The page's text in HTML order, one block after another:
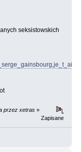
seksistowskich
przez xetras »
Zapisane